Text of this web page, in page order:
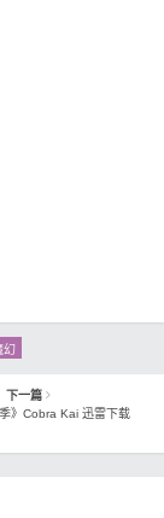
幻
下一篇
季》Cobra Kai 迅雷下载